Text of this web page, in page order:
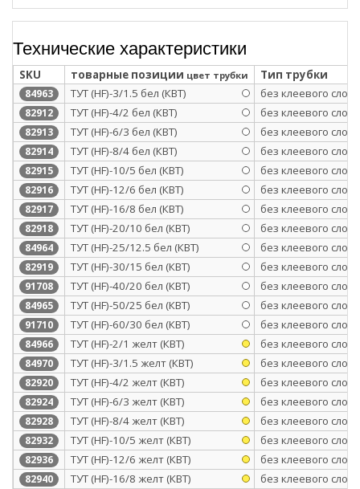
Технические характеристики
SKU товарные позиции цвет трубки Тип трубки
84963 ТУТ (HF)-3/1.5 бел (КВТ) без клеевого слоя
82912 ТУТ (HF)-4/2 бел (КВТ) без клеевого слоя
82913 ТУТ (HF)-6/3 бел (КВТ) без клеевого слоя
82914 ТУТ (HF)-8/4 бел (КВТ) без клеевого слоя
82915 ТУТ (HF)-10/5 бел (КВТ) без клеевого слоя
82916 ТУТ (HF)-12/6 бел (КВТ) без клеевого слоя
82917 ТУТ (HF)-16/8 бел (КВТ) без клеевого слоя
82918 ТУТ (HF)-20/10 бел (КВТ) без клеевого слоя
84964 ТУТ (HF)-25/12.5 бел (КВТ) без клеевого слоя
82919 ТУТ (HF)-30/15 бел (КВТ) без клеевого слоя
91708 ТУТ (HF)-40/20 бел (КВТ) без клеевого слоя
84965 ТУТ (HF)-50/25 бел (КВТ) без клеевого слоя
91710 ТУТ (HF)-60/30 бел (КВТ) без клеевого слоя
84966 ТУТ (HF)-2/1 желт (КВТ) без клеевого слоя
84970 ТУТ (HF)-3/1.5 желт (КВТ) без клеевого слоя
82920 ТУТ (HF)-4/2 желт (КВТ) без клеевого слоя
82924 ТУТ (HF)-6/3 желт (КВТ) без клеевого слоя
82928 ТУТ (HF)-8/4 желт (КВТ) без клеевого слоя
82932 ТУТ (HF)-10/5 желт (КВТ) без клеевого слоя
82936 ТУТ (HF)-12/6 желт (КВТ) без клеевого слоя
82940 ТУТ (HF)-16/8 желт (КВТ) без клеевого слоя